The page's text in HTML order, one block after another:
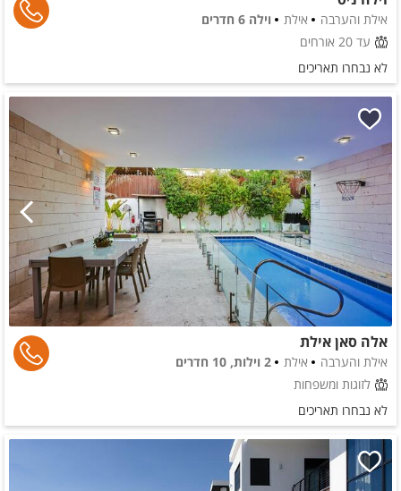
אילת והערבה אילת
וילה 6 חדרים
עד 20 אורחים
לא נבחרו תאריכים
אלה סאן אילת
אילת והערבה אילת
2 וילות, 10 חדרים
לזוגות ומשפחות
לא נבחרו תאריכים